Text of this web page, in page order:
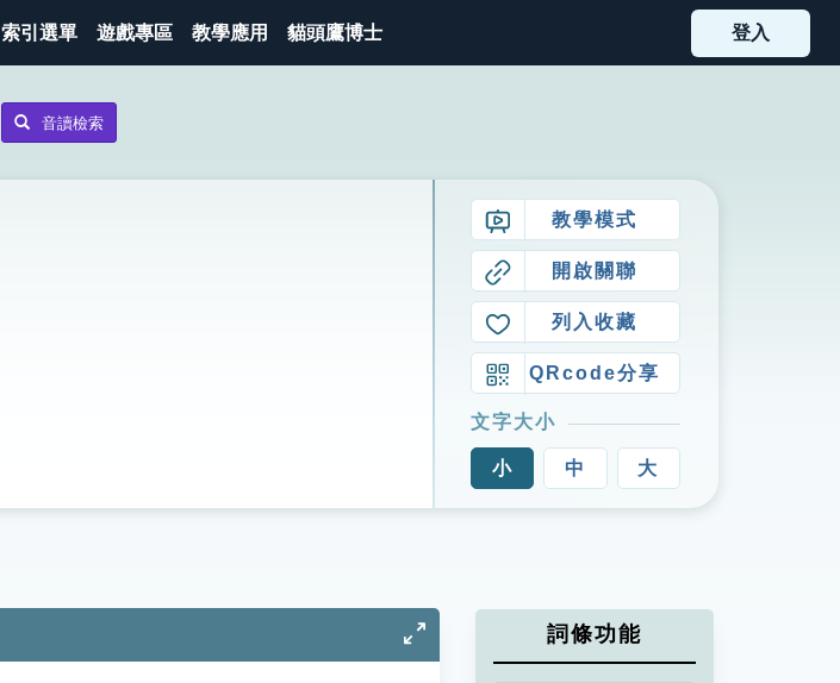
索引選單 遊戲專區 教學應用 貓頭鷹博士 登入
音讀檢索
教學模式
開啟關聯
列入收藏
QRcode分享
文字大小
小 中 大
詞條功能